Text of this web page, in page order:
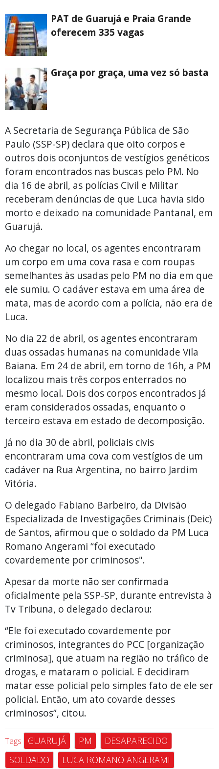
PAT de Guarujá e Praia Grande
oferecem 335 vagas
Graça por graça, uma vez só basta
A Secretaria de Segurança Pública de São
Paulo (SSP-SP) declara que oito corpos e
outros dois oconjuntos de vestígios genéticos
foram encontrados nas buscas pelo PM. No
dia 16 de abril, as polícias Civil e Militar
receberam denúncias de que Luca havia sido
morto e deixado na comunidade Pantanal, em
Guarujá.
Ao chegar no local, os agentes encontraram
um corpo em uma cova rasa e com roupas
semelhantes às usadas pelo PM no dia em que
ele sumiu. O cadáver estava em uma área de
mata, mas de acordo com a polícia, não era de
Luca.
No dia 22 de abril, os agentes encontraram
duas ossadas humanas na comunidade Vila
Baiana. Em 24 de abril, em torno de 16h, a PM
localizou mais três corpos enterrados no
mesmo local. Dois dos corpos encontrados já
eram considerados ossadas, enquanto o
terceiro estava em estado de decomposição.
Já no dia 30 de abril, policiais civis
encontraram uma cova com vestígios de um
cadáver na Rua Argentina, no bairro Jardim
Vitória.
O delegado Fabiano Barbeiro, da Divisão
Especializada de Investigações Criminais (Deic)
de Santos, afirmou que o soldado da PM Luca
Romano Angerami “foi executado
covardemente por criminosos".
Apesar da morte não ser confirmada
oficialmente pela SSP-SP, durante entrevista à
Tv Tribuna, o delegado declarou:
“Ele foi executado covardemente por
criminosos, integrantes do PCC [organização
criminosa], que atuam na região no tráfico de
drogas, e mataram o policial. E decidiram
matar esse policial pelo simples fato de ele ser
policial. Então, um ato covarde desses
criminosos”, citou.
Tags GUARUJÁ PM
DESAPARECIDO
SOLDADO
LUCA ROMANO ANGERAMI